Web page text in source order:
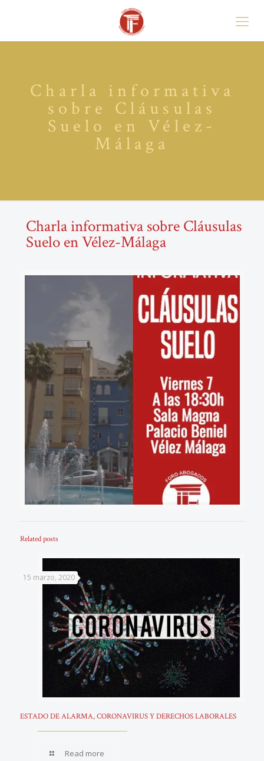
Charla informativa
sobre Cláusulas
Suelo en Vélez-
Málaga
Charla informativa sobre Cláusulas
Suelo en Vélez-Málaga
Related posts
15 marzo, 2020
ESTADO DE ALARMA, CORONAVIRUS Y DERECHOS LABORALES
Read more